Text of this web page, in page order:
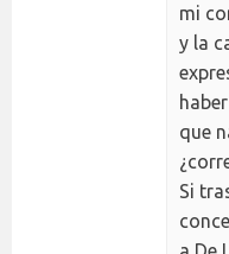
mi
y la
que
Si